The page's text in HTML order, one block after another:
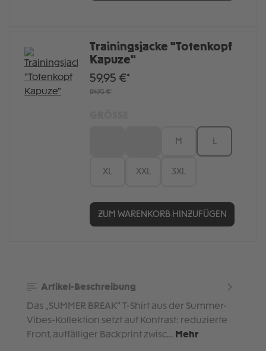
Trainingsjacke "Totenkopf
Kapuze"
59,95 €*
84,95 €*
M
XL XXL 3XL
ZUM WARENKORB HINZUFÜGEN
Artikel-Beschreibung
Das „SUMMER BREAK“ T-Shirt aus der Summer-
Vibes-Kollektion setzt auf Kontrast: reduzierte
Front, auffälliger Backprint zwisc… Mehr